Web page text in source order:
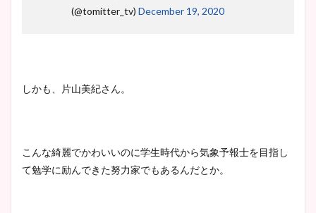
(@tomitter_tv) December 19, 2020
しかも、片山美紀さん。
こんな綺麗でかわいいのに学生時代から気象予報士を目指し
て勉学に励んできた努力家でもあるんだとか。